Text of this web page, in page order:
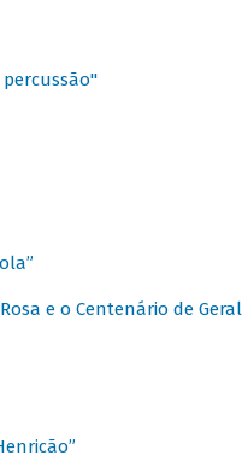
percussão"
e o Centenário de